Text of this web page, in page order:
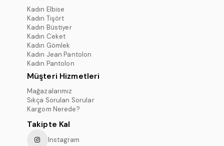
Kadın Elbise
Kadın Tişört
Kadın Büstiyer
Kadın Ceket
Kadın Gömlek
Kadın Jean Pantolon
Kadın Pantolon
Müşteri Hizmetleri
Mağazalarımız
Sıkça Sorulan Sorular
Kargom Nerede?
Takipte Kal
Instagram